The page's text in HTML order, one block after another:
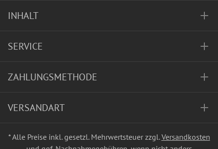
INHALT
SERVICE
ZAHLUNGSMETHODE
VERSANDART
* Alle Preise inkl. gesetzl. Mehrwertsteuer zzgl.Versandkosten